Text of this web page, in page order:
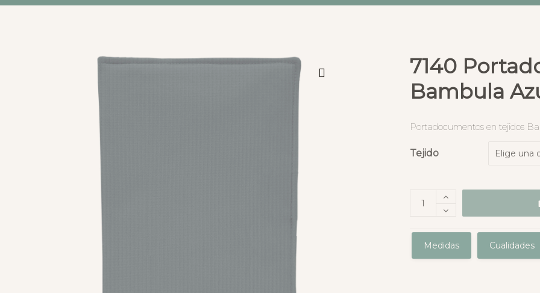
7140
Bambula
Portadocumentos en tejidos
Tejido
Medidas Cualidades